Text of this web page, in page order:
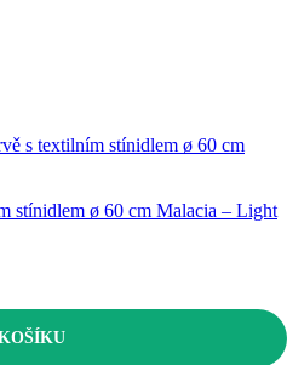
s textilním stínidlem ø 60 cm
stínidlem ø 60 cm Malacia – Light